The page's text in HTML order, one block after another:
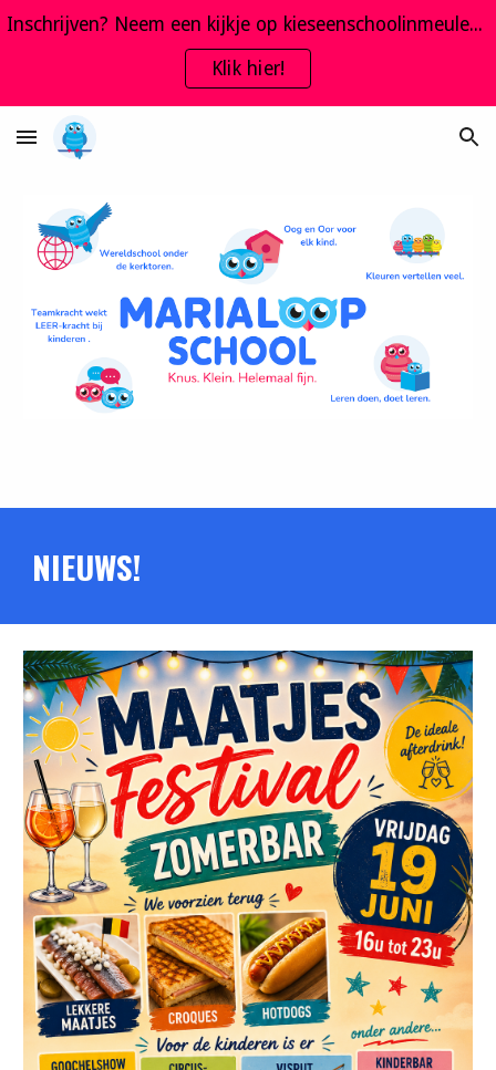
Skip to main content
Inschrijven? Neem een kijkje op kieseenschoolinmeulebeke.be
Klik hier!
NIEUWS!